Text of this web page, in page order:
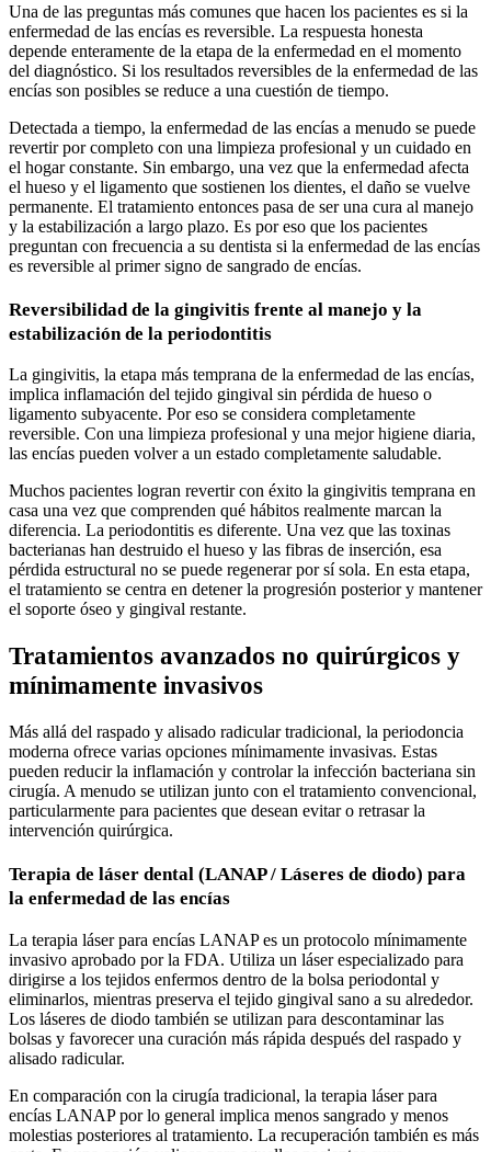
Una de las preguntas más comunes que hacen los pacientes es si la
enfermedad de las encías es reversible. La respuesta honesta
depende enteramente de la etapa de la enfermedad en el momento
del diagnóstico. Si los resultados reversibles de la enfermedad de las
encías son posibles se reduce a una cuestión de tiempo.
Detectada a tiempo, la enfermedad de las encías a menudo se puede
revertir por completo con una limpieza profesional y un cuidado en
el hogar constante. Sin embargo, una vez que la enfermedad afecta
el hueso y el ligamento que sostienen los dientes, el daño se vuelve
permanente. El tratamiento entonces pasa de ser una cura al manejo
y la estabilización a largo plazo. Es por eso que los pacientes
preguntan con frecuencia a su dentista si la enfermedad de las encías
es reversible al primer signo de sangrado de encías.
Reversibilidad de la gingivitis frente al manejo y la
estabilización de la periodontitis
La gingivitis, la etapa más temprana de la enfermedad de las encías,
implica inflamación del tejido gingival sin pérdida de hueso o
ligamento subyacente. Por eso se considera completamente
reversible. Con una limpieza profesional y una mejor higiene diaria,
las encías pueden volver a un estado completamente saludable.
Muchos pacientes logran revertir con éxito la gingivitis temprana en
casa una vez que comprenden qué hábitos realmente marcan la
diferencia. La periodontitis es diferente. Una vez que las toxinas
bacterianas han destruido el hueso y las fibras de inserción, esa
pérdida estructural no se puede regenerar por sí sola. En esta etapa,
el tratamiento se centra en detener la progresión posterior y mantener
el soporte óseo y gingival restante.
Tratamientos avanzados no quirúrgicos y
mínimamente invasivos
Más allá del raspado y alisado radicular tradicional, la periodoncia
moderna ofrece varias opciones mínimamente invasivas. Estas
pueden reducir la inflamación y controlar la infección bacteriana sin
cirugía. A menudo se utilizan junto con el tratamiento convencional,
particularmente para pacientes que desean evitar o retrasar la
intervención quirúrgica.
Terapia de láser dental (LANAP / Láseres de diodo) para
la enfermedad de las encías
La terapia láser para encías LANAP es un protocolo mínimamente
invasivo aprobado por la FDA. Utiliza un láser especializado para
dirigirse a los tejidos enfermos dentro de la bolsa periodontal y
eliminarlos, mientras preserva el tejido gingival sano a su alrededor.
Los láseres de diodo también se utilizan para descontaminar las
bolsas y favorecer una curación más rápida después del raspado y
alisado radicular.
En comparación con la cirugía tradicional, la terapia láser para
encías LANAP por lo general implica menos sangrado y menos
molestias posteriores al tratamiento. La recuperación también es más